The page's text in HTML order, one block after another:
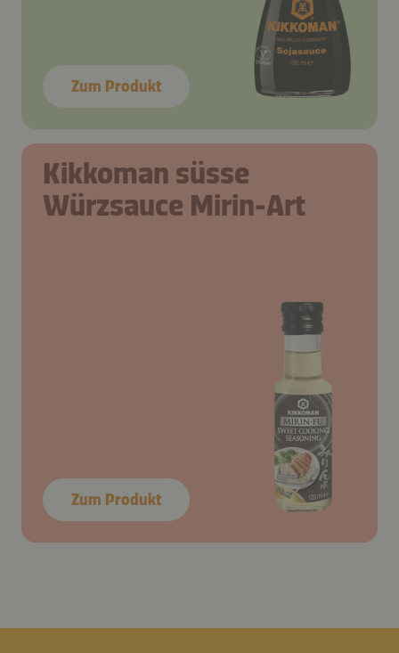
Zum Produkt
Kikkoman süsse
Würzsauce Mirin-Art
Zum Produkt